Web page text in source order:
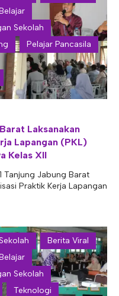
Sekolah
Pelajar Pancasila
Laksanakan
Lapangan (PKL)
Kelas XII
Tanjung Jabung Barat
Praktik Kerja Lapangan
Berita Viral
Sekolah
Teknologi